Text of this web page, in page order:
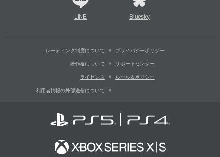
LINE Bluesky
レーティング制度について プライバシーポリシー
著作権について サポートセンター
ライセンス ルール＆ポリシー
利用者情報の外部送信について